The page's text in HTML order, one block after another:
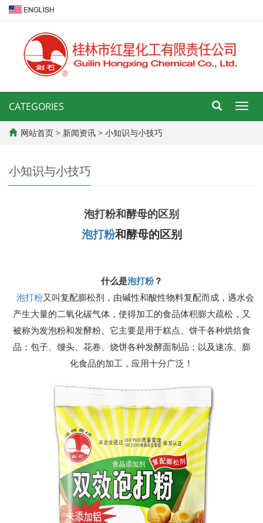
导
航
CATEGORIES
网站首页 > 新闻资讯 > 小知识与小技巧
小知识与小技巧
泡打粉和酵母的区别
泡打粉和酵母的区别
什么是泡打粉？
泡打粉又叫复配膨松剂，由碱性和酸性物料复配而成，遇水会
产生大量的二氧化碳气体，使得加工的食品体积膨大疏松，又
被称为发泡粉和发酵粉。它主要是用于糕点、饼干各种烘焙食
品；包子、馒头、花卷、烧饼各种发酵面制品；以及速冻、膨
化食品的加工，应用十分广泛！